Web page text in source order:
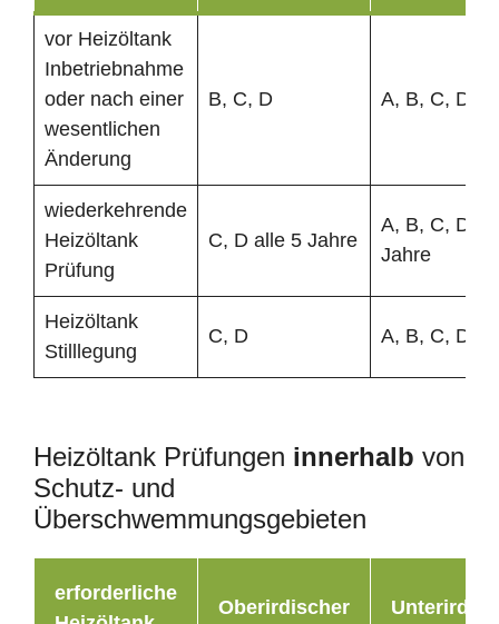
vor Heizöltank
Inbetriebnahme
oder nach einer
wesentlichen
Änderung
B, C, D A, B, C, D
wiederkehrende
Heizöltank
Prüfung
C, D alle 5 Jahre
A, B, C, D
Jahre
Heizöltank
Stilllegung
C, D A, B, C, D
Heizöltank Prüfungen innerhalb von
Schutz- und
Überschwemmungsgebieten
erforderliche
Oberirdischer